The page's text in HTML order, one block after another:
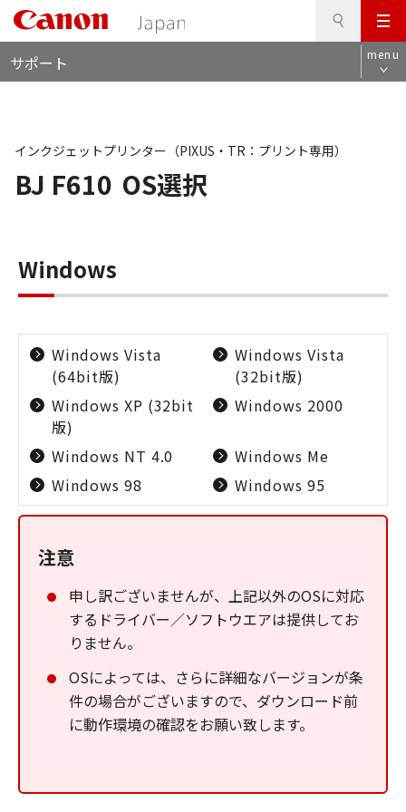
メ
ニ
ュ
サポート menu
BJ F610 OS選択
インクジェットプリンター（PIXUS・TR：プリント専用）
Windows
Windows Vista
(64bit版)
Windows Vista
(32bit版)
Windows XP (32bit
版)
Windows 2000
Windows NT 4.0
Windows Me
Windows 98
Windows 95
注意
申し訳ございませんが、上記以外のOSに対応
するドライバー／ソフトウエアは提供してお
りません。
OSによっては、さらに詳細なバージョンが条
件の場合がございますので、ダウンロード前
に動作環境の確認をお願い致します。